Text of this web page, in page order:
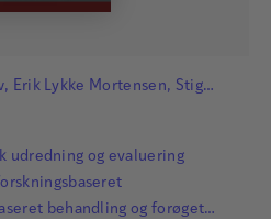
, Erik Lykke Mortensen, Stig
udredning og evaluering
behandling og forøget